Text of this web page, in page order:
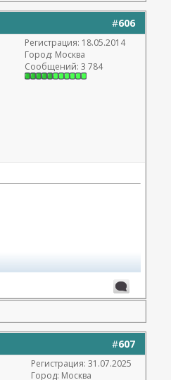
#606
Регистрация: 18.05.2014
Город: Москва
Сообщений: 3 784
#607
Регистрация: 31.07.2025
Город: Москва